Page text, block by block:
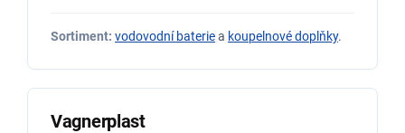
Sortiment: vodovodní bateriea koupelnové doplňky.
Vagnerplast